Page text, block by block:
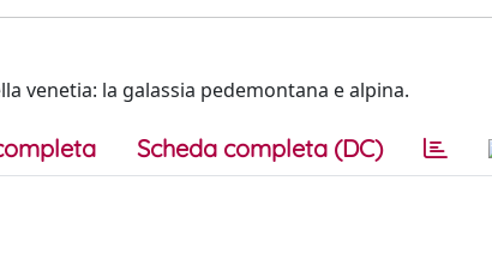
venetia: la galassia pedemontana e alpina.
Scheda completa (DC)